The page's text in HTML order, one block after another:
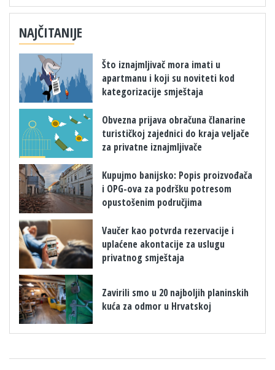
NAJČITANIJE
Što iznajmljivač mora imati u
apartmanu i koji su noviteti kod
kategorizacije smještaja
Obvezna prijava obračuna članarine
turističkoj zajednici do kraja veljače
za privatne iznajmljivače
​Kupujmo banijsko: Popis proizvođača
i OPG-ova za podršku potresom
opustošenim područjima
Vaučer kao potvrda rezervacije i
uplaćene akontacije za uslugu
privatnog smještaja
Zavirili smo u 20 najboljih planinskih
kuća za odmor u Hrvatskoj